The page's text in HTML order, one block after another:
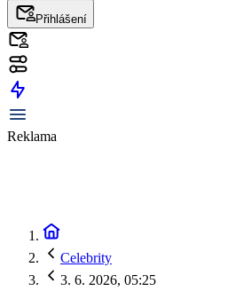
Přihlášení
Reklama
Celebrity
3. 6. 2026, 05:25